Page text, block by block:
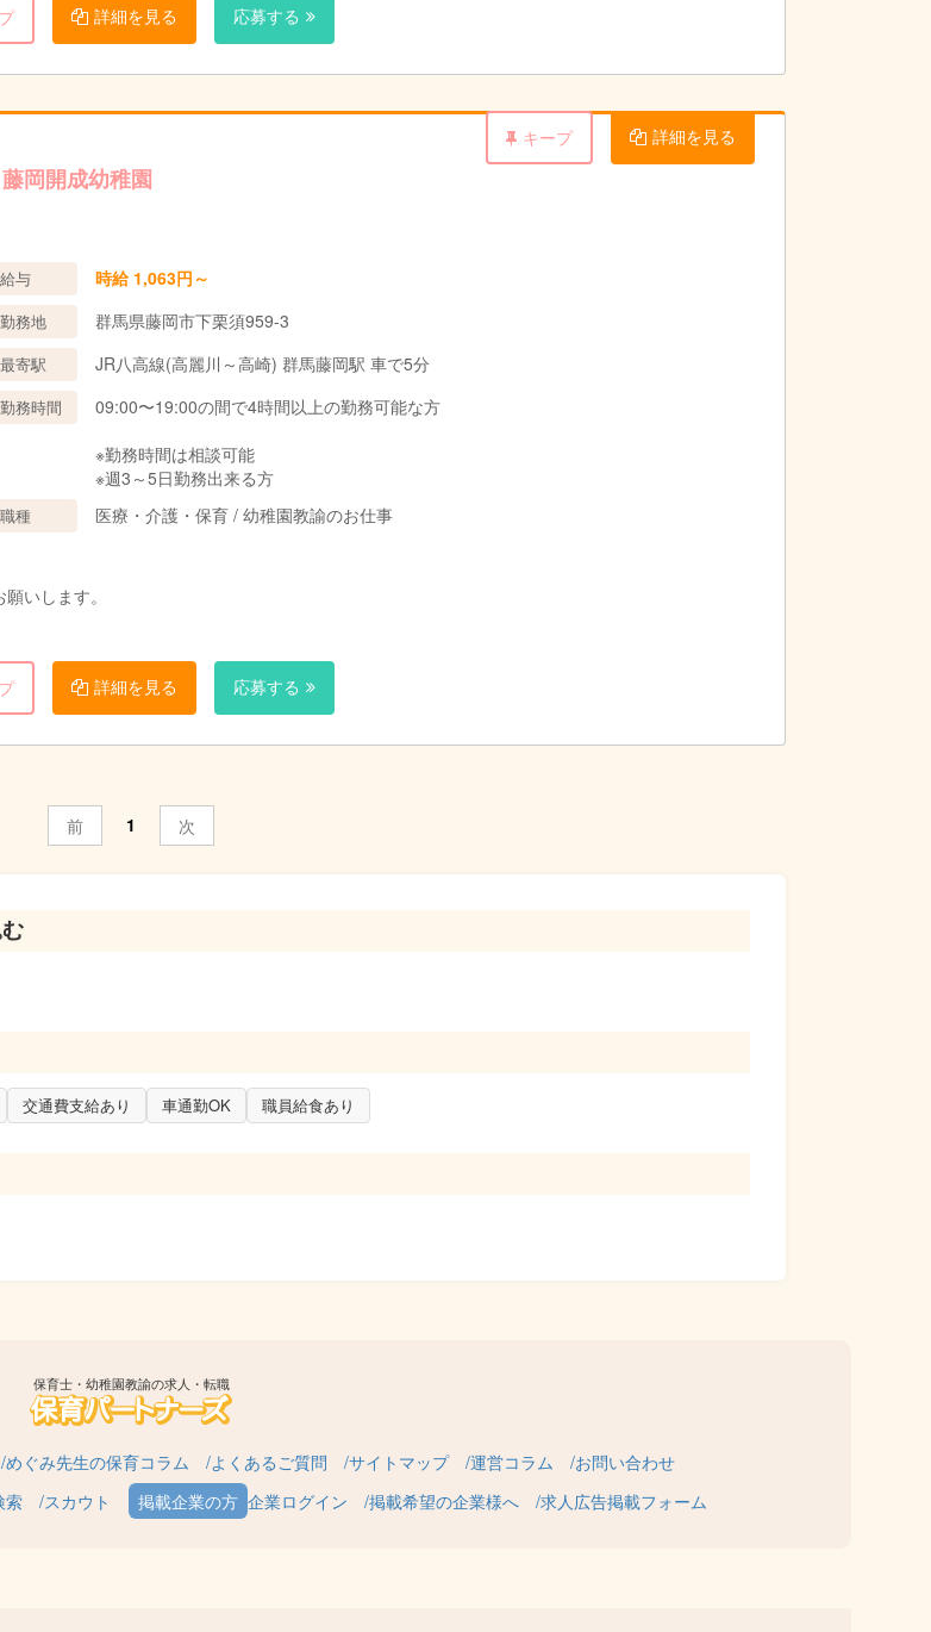
詳細を見る 応募する
キープ 詳細を見る
岡開成幼稚園
給与 時給 1,063円～
勤務地 群馬県藤岡市下栗須959-3
最寄駅 JR八高線(高麗川～高崎) 群馬藤岡駅 車で5分
勤務時間
09:00〜19:00の間で4時間以上の勤務可能な方
※勤務時間は相談可能
※週3～5日勤務出来る方
職種 医療・介護・保育 / 幼稚園教諭のお仕事
いします。
詳細を見る 応募する
前 1 次
交通費支給あり 車通勤OK 職員給食あり
保育士・幼稚園教諭の求人・転職
めぐみ先生の保育コラム よくあるご質問 サイトマップ 運営コラム
お問い合わせ
索 スカウト 企業ログイン 掲載希望の企業様へ 求人広告掲載フォーム